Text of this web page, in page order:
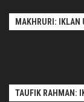
MAKHRURI: IKLAN
TAUFIK RAHMAN: